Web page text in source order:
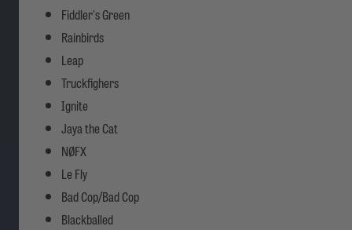
Fiddler's Green
Rainbirds
Leap
Truckfighers
Ignite
Jaya the Cat
NØFX
Le Fly
Bad Cop/Bad Cop
Blackballed